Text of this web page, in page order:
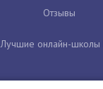
Отзывы
Лучшие онлайн-школы